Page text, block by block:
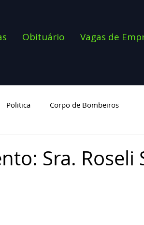
Obituário Vagas de
Politica Corpo de Bombeiros
Sra. Roseli